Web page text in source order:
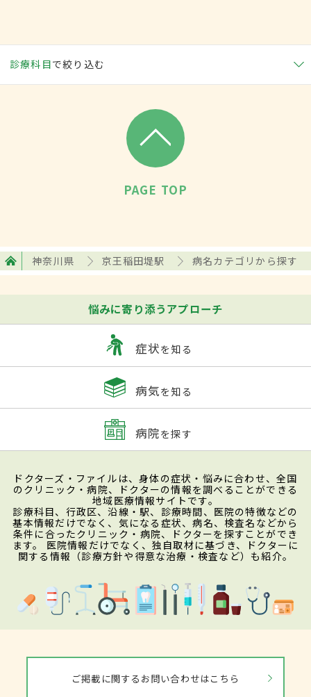
診療科目で絞り込む
PAGE TOP
神奈川県 京王稲田堤駅 病名カテゴリから探す
悩みに寄り添うアプローチ
症状を知る
病気を知る
病院を探す
ドクターズ・ファイルは、身体の症状・悩みに合わせ、全国
のクリニック・病院、ドクターの情報を調べることができる
地域医療情報サイトです。
診療科目、行政区、沿線・駅、診療時間、医院の特徴などの
基本情報だけでなく、気になる症状、病名、検査名などから
条件に合ったクリニック・病院、ドクターを探すことができ
ます。 医院情報だけでなく、独自取材に基づき、ドクターに
関する情報（診療方針や得意な治療・検査など）も紹介。
ご掲載に関するお問い合わせはこちら